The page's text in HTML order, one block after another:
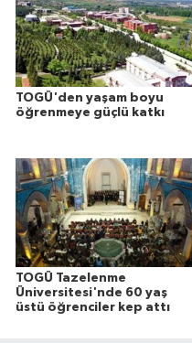
TOGÜ'den yaşam boyu
öğrenmeye güçlü katkı
TOGÜ Tazelenme
Üniversitesi'nde 60 yaş
üstü öğrenciler kep attı